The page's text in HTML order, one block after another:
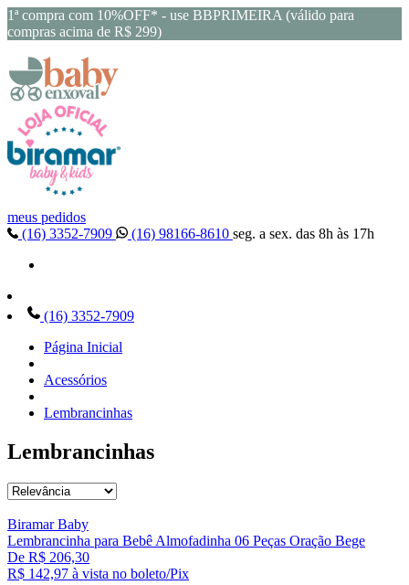
1ª compra com 10%OFF* - use BBPRIMEIRA (válido para
compras acima de R$ 299)
meus pedidos
(16) 3352-7909
(16) 98166-8610 seg. a sex. das 8h às 17h
(16) 3352-7909
Página Inicial
Acessórios
Lembrancinhas
Lembrancinhas
Biramar Baby
Lembrancinha para Bebê Almofadinha 06 Peças Oração Bege
De R$ 206,30
R$ 142,97 à vista no boleto/Pix